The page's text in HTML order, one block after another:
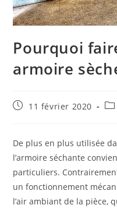
Pourquoi
armoire
Publication
11 février 2020
De plus en plus utilisée
l’armoire séchante
particuliers.
un fonctionnement
l’air ambiant de la pièce,